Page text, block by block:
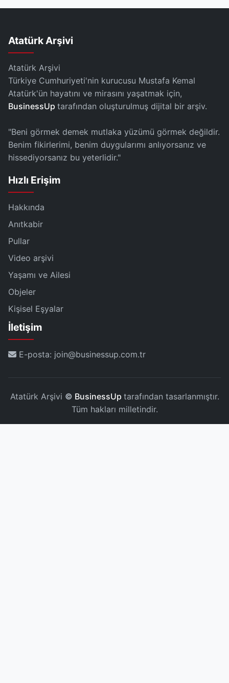
Atatürk Arşivi
Atatürk Arşivi
Türkiye Cumhuriyeti'nin kurucusu Mustafa Kemal
Atatürk'ün hayatını ve mirasını yaşatmak için,
BusinessUp tarafından oluşturulmuş dijital bir arşiv.
"Beni görmek demek mutlaka yüzümü görmek değildir.
Benim fikirlerimi, benim duygularımı anlıyorsanız ve
hissediyorsanız bu yeterlidir."
Hızlı Erişim
Hakkında
Anıtkabir
Pullar
Video arşivi
Yaşamı ve Ailesi
Objeler
Kişisel Eşyalar
İletişim
E-posta: join@businessup.com.tr
Atatürk Arşivi © BusinessUp tarafından tasarlanmıştır.
Tüm hakları milletindir.